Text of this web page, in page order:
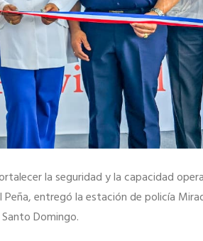
la seguridad y la capacidad
entregó la estación de policía
Domingo.